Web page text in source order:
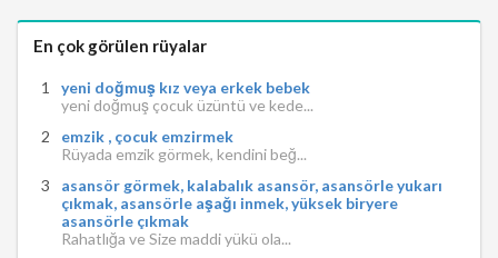
En çok görülen rüyalar
yeni doğmuş kız veya erkek bebek
yeni doğmuş çocuk üzüntü ve kede...
emzik , çocuk emzirmek
Rüyada emzik görmek, kendini beğ...
asansör görmek, kalabalık asansör, asansörle yukarı
çıkmak, asansörle aşağı inmek, yüksek biryere
asansörle çıkmak
Rahatlığa ve Size maddi yükü ola...